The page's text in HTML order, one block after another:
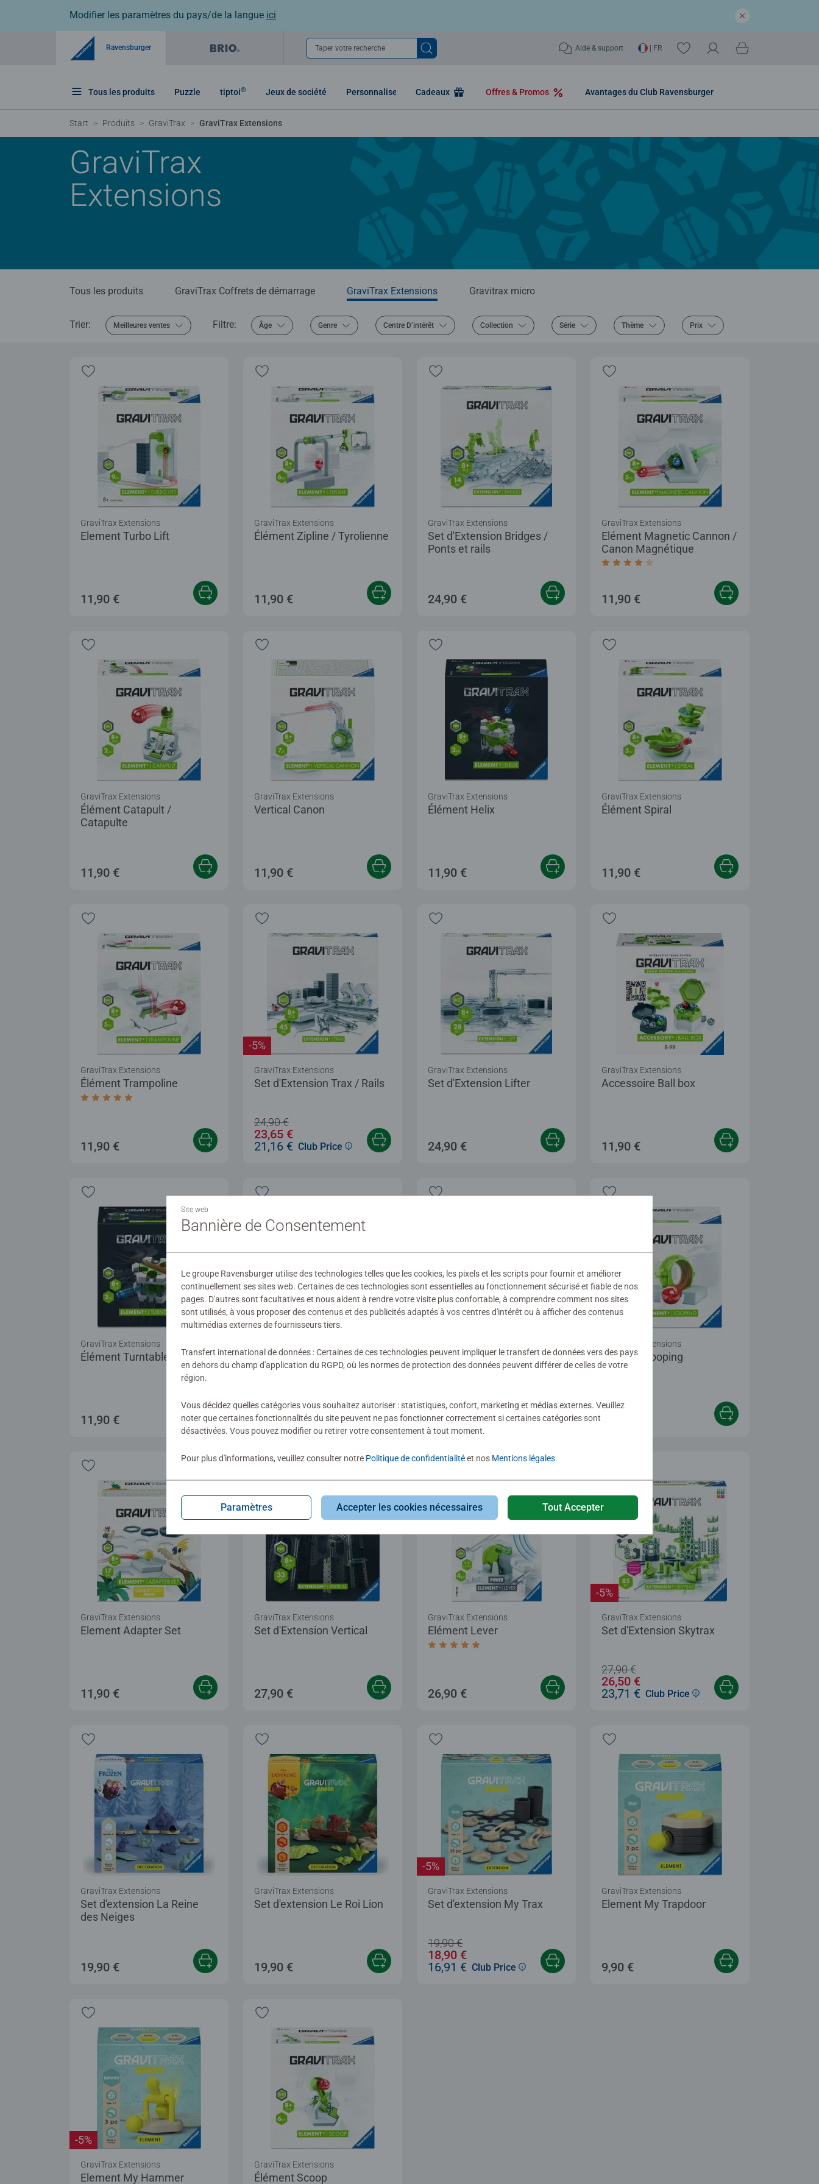
Modifier les paramètres du pays/de la langue ici
Ravensburger Taper votre recherche Aide & support | FR
Tous les produits Puzzle tiptoi® Jeux de société Personnaliser Cadeaux Offres & Promos Avantages du Club Ravensburger
Start Produits GraviTrax GraviTrax Extensions
GraviTrax
Extensions
Tous les produits GraviTrax Coffrets de démarrage GraviTrax Extensions Gravitrax micro
Trier: Meilleures ventes Filtre: Âge Genre Centre D’intérêt Collection Série Thème Prix
Element Turbo Lift
GraviTrax Extensions
11,90 €
Élément Zipline / Tyrolienne
GraviTrax Extensions
11,90 €
Set d'Extension Bridges /
Ponts et rails
GraviTrax Extensions
24,90 €
Elément Magnetic Cannon /
Canon Magnétique
Average rating 4,0 out of 5 stars.
GraviTrax Extensions
11,90 €
Élément Catapult /
Catapulte
GraviTrax Extensions
11,90 €
Vertical Canon
GraviTrax Extensions
11,90 €
Élément Helix
GraviTrax Extensions
11,90 €
Élément Spiral
GraviTrax Extensions
11,90 €
Élément Trampoline
Average rating 5,0 out of 5 stars.
GraviTrax Extensions
11,90 €
Set d'Extension Trax / Rails
-5%
GraviTrax Extensions
24,90 €
23,65 €
21,16 € Club Price
Set d'Extension Lifter
GraviTrax Extensions
24,90 €
Accessoire Ball box
GraviTrax Extensions
11,90 €
Élément Turntable
GraviTrax Extensions
11,90 €
Élément Transfer / Transfert
11,90 €
Elément Elevator
26,90 €
Élément Looping
GraviTrax Extensions
Element Adapter Set
GraviTrax Extensions
11,90 €
Set d'Extension Vertical
GraviTrax Extensions
27,90 €
Elément Lever
Average rating 5,0 out of 5 stars.
GraviTrax Extensions
26,90 €
Set d'Extension Skytrax
-5%
GraviTrax Extensions
27,90 €
26,50 €
23,71 € Club Price
Set d'extension La Reine
des Neiges
GraviTrax Extensions
19,90 €
Set d'extension Le Roi Lion
GraviTrax Extensions
19,90 €
Set d'extension My Trax
-5%
GraviTrax Extensions
19,90 €
18,90 €
16,91 € Club Price
Element My Trapdoor
GraviTrax Extensions
9,90 €
Element My Hammer
-5%
GraviTrax Extensions
Élément Scoop
GraviTrax Extensions
Site web
Bannière de Consentement
Le groupe Ravensburger utilise des technologies telles que les cookies, les pixels et les scripts pour fournir et améliorer
continuellement ses sites web. Certaines de ces technologies sont essentielles au fonctionnement sécurisé et fiable de nos
pages. D'autres sont facultatives et nous aident à rendre votre visite plus confortable, à comprendre comment nos sites
sont utilisés, à vous proposer des contenus et des publicités adaptés à vos centres d'intérêt ou à afficher des contenus
multimédias externes de fournisseurs tiers.
Transfert international de données : Certaines de ces technologies peuvent impliquer le transfert de données vers des pays
en dehors du champ d'application du RGPD, où les normes de protection des données peuvent différer de celles de votre
région.
Vous décidez quelles catégories vous souhaitez autoriser : statistiques, confort, marketing et médias externes. Veuillez
noter que certaines fonctionnalités du site peuvent ne pas fonctionner correctement si certaines catégories sont
désactivées. Vous pouvez modifier ou retirer votre consentement à tout moment.
Pour plus d'informations, veuillez consulter notre Politique de confidentialitéet nos Mentions légales.
Paramètres Accepter les cookies nécessaires Tout Accepter